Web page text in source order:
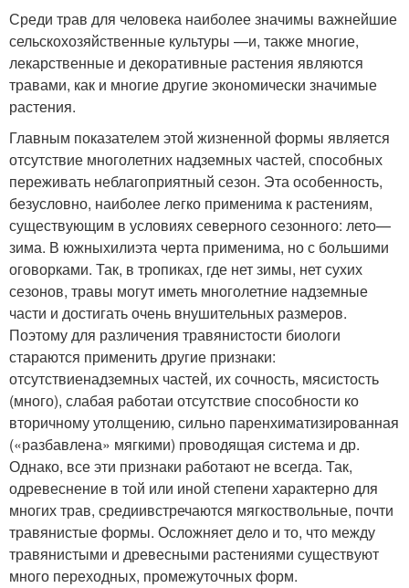
Среди трав для человека наиболее значимы важнейшие
сельскохозяйственные культуры —и, также многие,
лекарственные и декоративные растения являются
травами, как и многие другие экономически значимые
растения.
Главным показателем этой жизненной формы является
отсутствие многолетних надземных частей, способных
переживать неблагоприятный сезон. Эта особенность,
безусловно, наиболее легко применима к растениям,
существующим в условиях северного сезонного: лето—
зима. В южныхилиэта черта применима, но с большими
оговорками. Так, в тропиках, где нет зимы, нет сухих
сезонов, травы могут иметь многолетние надземные
части и достигать очень внушительных размеров.
Поэтому для различения травянистости биологи
стараются применить другие признаки:
отсутствиенадземных частей, их сочность, мясистость
(много), слабая работаи отсутствие способности ко
вторичному утолщению, сильно паренхиматизированная
(«разбавлена» мягкими) проводящая система и др.
Однако, все эти признаки работают не всегда. Так,
одревеснение в той или иной степени характерно для
многих трав, средиивстречаются мягкоствольные, почти
травянистые формы. Осложняет дело и то, что между
травянистыми и древесными растениями существуют
много переходных, промежуточных форм.